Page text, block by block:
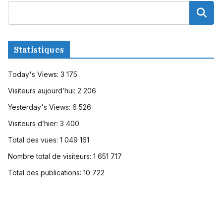
Statistiques
Today's Views: 3 175
Visiteurs aujourd’hui: 2 206
Yesterday's Views: 6 526
Visiteurs d’hier: 3 400
Total des vues: 1 049 161
Nombre total de visiteurs: 1 651 717
Total des publications: 10 722